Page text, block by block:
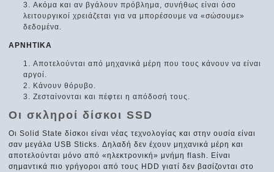
Ακόμα και αν βγάλουν πρόβλημα, συνήθως είναι όσο
λειτουργικοί χρειάζεται για να μπορέσουμε να «σώσουμε»
δεδομένα.
ΑΡΝΗΤΙΚΑ
Αποτελούνται από μηχανικά μέρη που τους κάνουν να είναι
αργοί.
Κάνουν θόρυβο.
Ζεσταίνονται και πέφτει η απόδοσή τους.
Οι σκληροί δίσκοι SSD
Οι Solid State δίσκοι είναι νέας τεχνολογίας και στην ουσία είναι
σαν μεγάλα USB Sticks. Δηλαδή δεν έχουν μηχανικά μέρη και
αποτελούνται μόνο από «ηλεκτρονική» μνήμη flash. Είναι
σημαντικά πιο γρήγοροι από τους HDD γιατί δεν βασίζονται στο